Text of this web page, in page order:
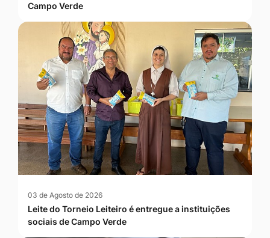
Campo Verde
03 de Agosto de 2026
Leite do Torneio Leiteiro é entregue a instituições
sociais de Campo Verde